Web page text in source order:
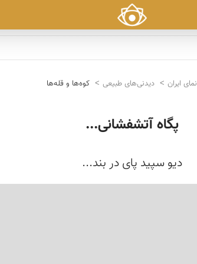
نمای ایران دیدنی‌های طبیعی کوه‌ها و قله‌ها
پگاه آتشفشانی...
دیو سپید پای در بند...